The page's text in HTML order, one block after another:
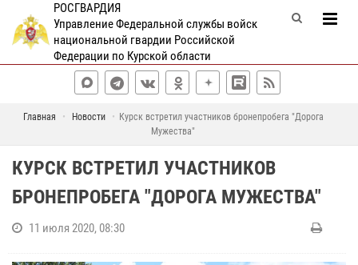
РОСГВАРДИЯ
Управление Федеральной службы войск
национальной гвардии Российской
Федерации по Курской области
Главная Новости
Курск встретил участников бронепробега "Дорога
Мужества"
КУРСК ВСТРЕТИЛ УЧАСТНИКОВ
БРОНЕПРОБЕГА "ДОРОГА МУЖЕСТВА"
11 июля 2020, 08:30